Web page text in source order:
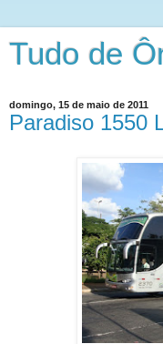
Tudo de
domingo, 15 de maio de 2011
Paradiso 1550